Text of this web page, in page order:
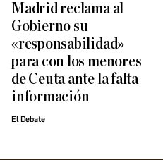
Madrid reclama al
Gobierno su
«responsabilidad»
para con los menores
de Ceuta ante la falta
información
El Debate